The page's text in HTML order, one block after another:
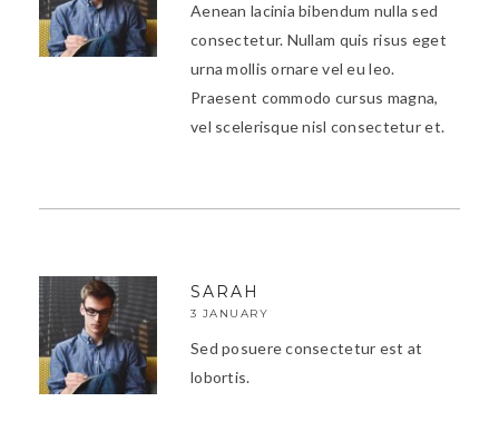
Aenean lacinia bibendum nulla sed
consectetur. Nullam quis risus eget
urna mollis ornare vel eu leo.
Praesent commodo cursus magna,
vel scelerisque nisl consectetur et.
SARAH
3 JANUARY
Sed posuere consectetur est at
lobortis.